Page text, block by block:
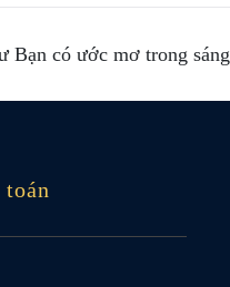
Bạn có ước mơ trong